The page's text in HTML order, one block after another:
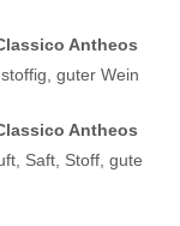
Antheos
guter Wein
Antheos
Saft, Stoff, gute